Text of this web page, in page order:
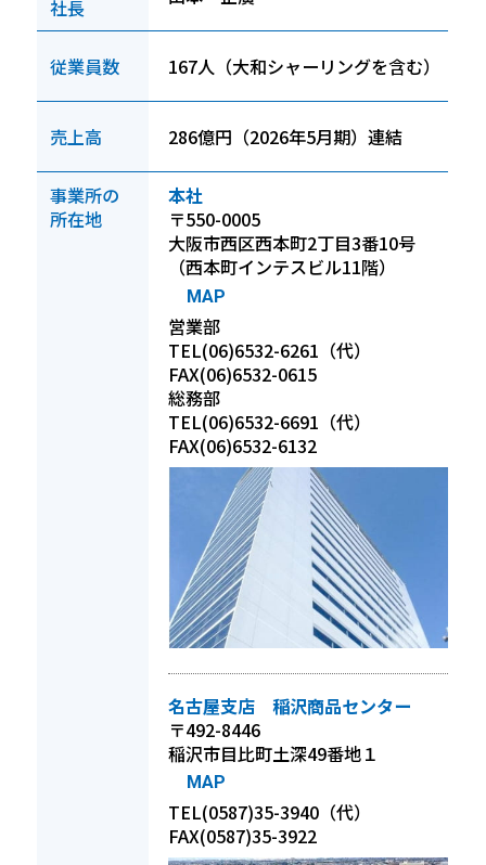
動画一覧
カタログ・資料
社長
従業員数 167人（大和シャーリングを含む）
売上高 286億円（2026年5月期）連結
事業所の
所在地
本社
〒550-0005
大阪市西区西本町2丁目3番10号
（西本町インテスビル11階）
MAP
営業部
TEL(06)6532-6261（代）
FAX(06)6532-0615
総務部
TEL(06)6532-6691（代）
FAX(06)6532-6132
名古屋支店 稲沢商品センター
〒492-8446
稲沢市目比町土深49番地１
MAP
TEL(0587)35-3940（代）
FAX(0587)35-3922